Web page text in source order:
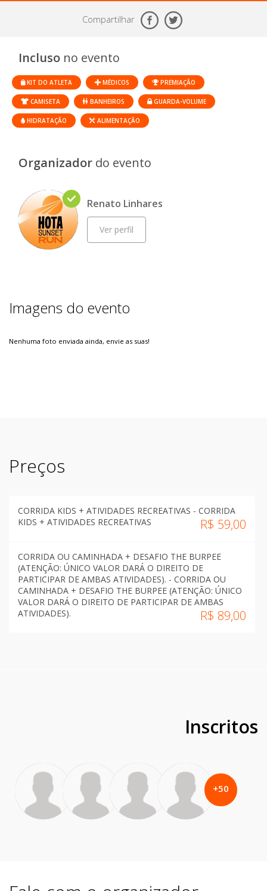
Compartilhar
Incluso no evento
KIT DO ATLETA MÉDICOS PREMIAÇÃO
CAMISETA BANHEIROS GUARDA-VOLUME
HIDRATAÇÃO ALIMENTAÇÃO
Organizador do evento
Renato Linhares
Ver perfil
Imagens do evento
Nenhuma foto enviada ainda, envie as suas!
Preços
CORRIDA KIDS + ATIVIDADES RECREATIVAS - CORRIDA
KIDS + ATIVIDADES RECREATIVAS
R$ 59,00
CORRIDA OU CAMINHADA + DESAFIO THE BURPEE
(ATENÇÃO: ÚNICO VALOR DARÁ O DIREITO DE
PARTICIPAR DE AMBAS ATIVIDADES). - CORRIDA OU
CAMINHADA + DESAFIO THE BURPEE (ATENÇÃO: ÚNICO
VALOR DARÁ O DIREITO DE PARTICIPAR DE AMBAS
ATIVIDADES).
R$ 89,00
Inscritos
+50